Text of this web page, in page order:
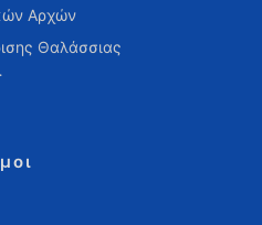
Αρχών
Θαλάσσιας